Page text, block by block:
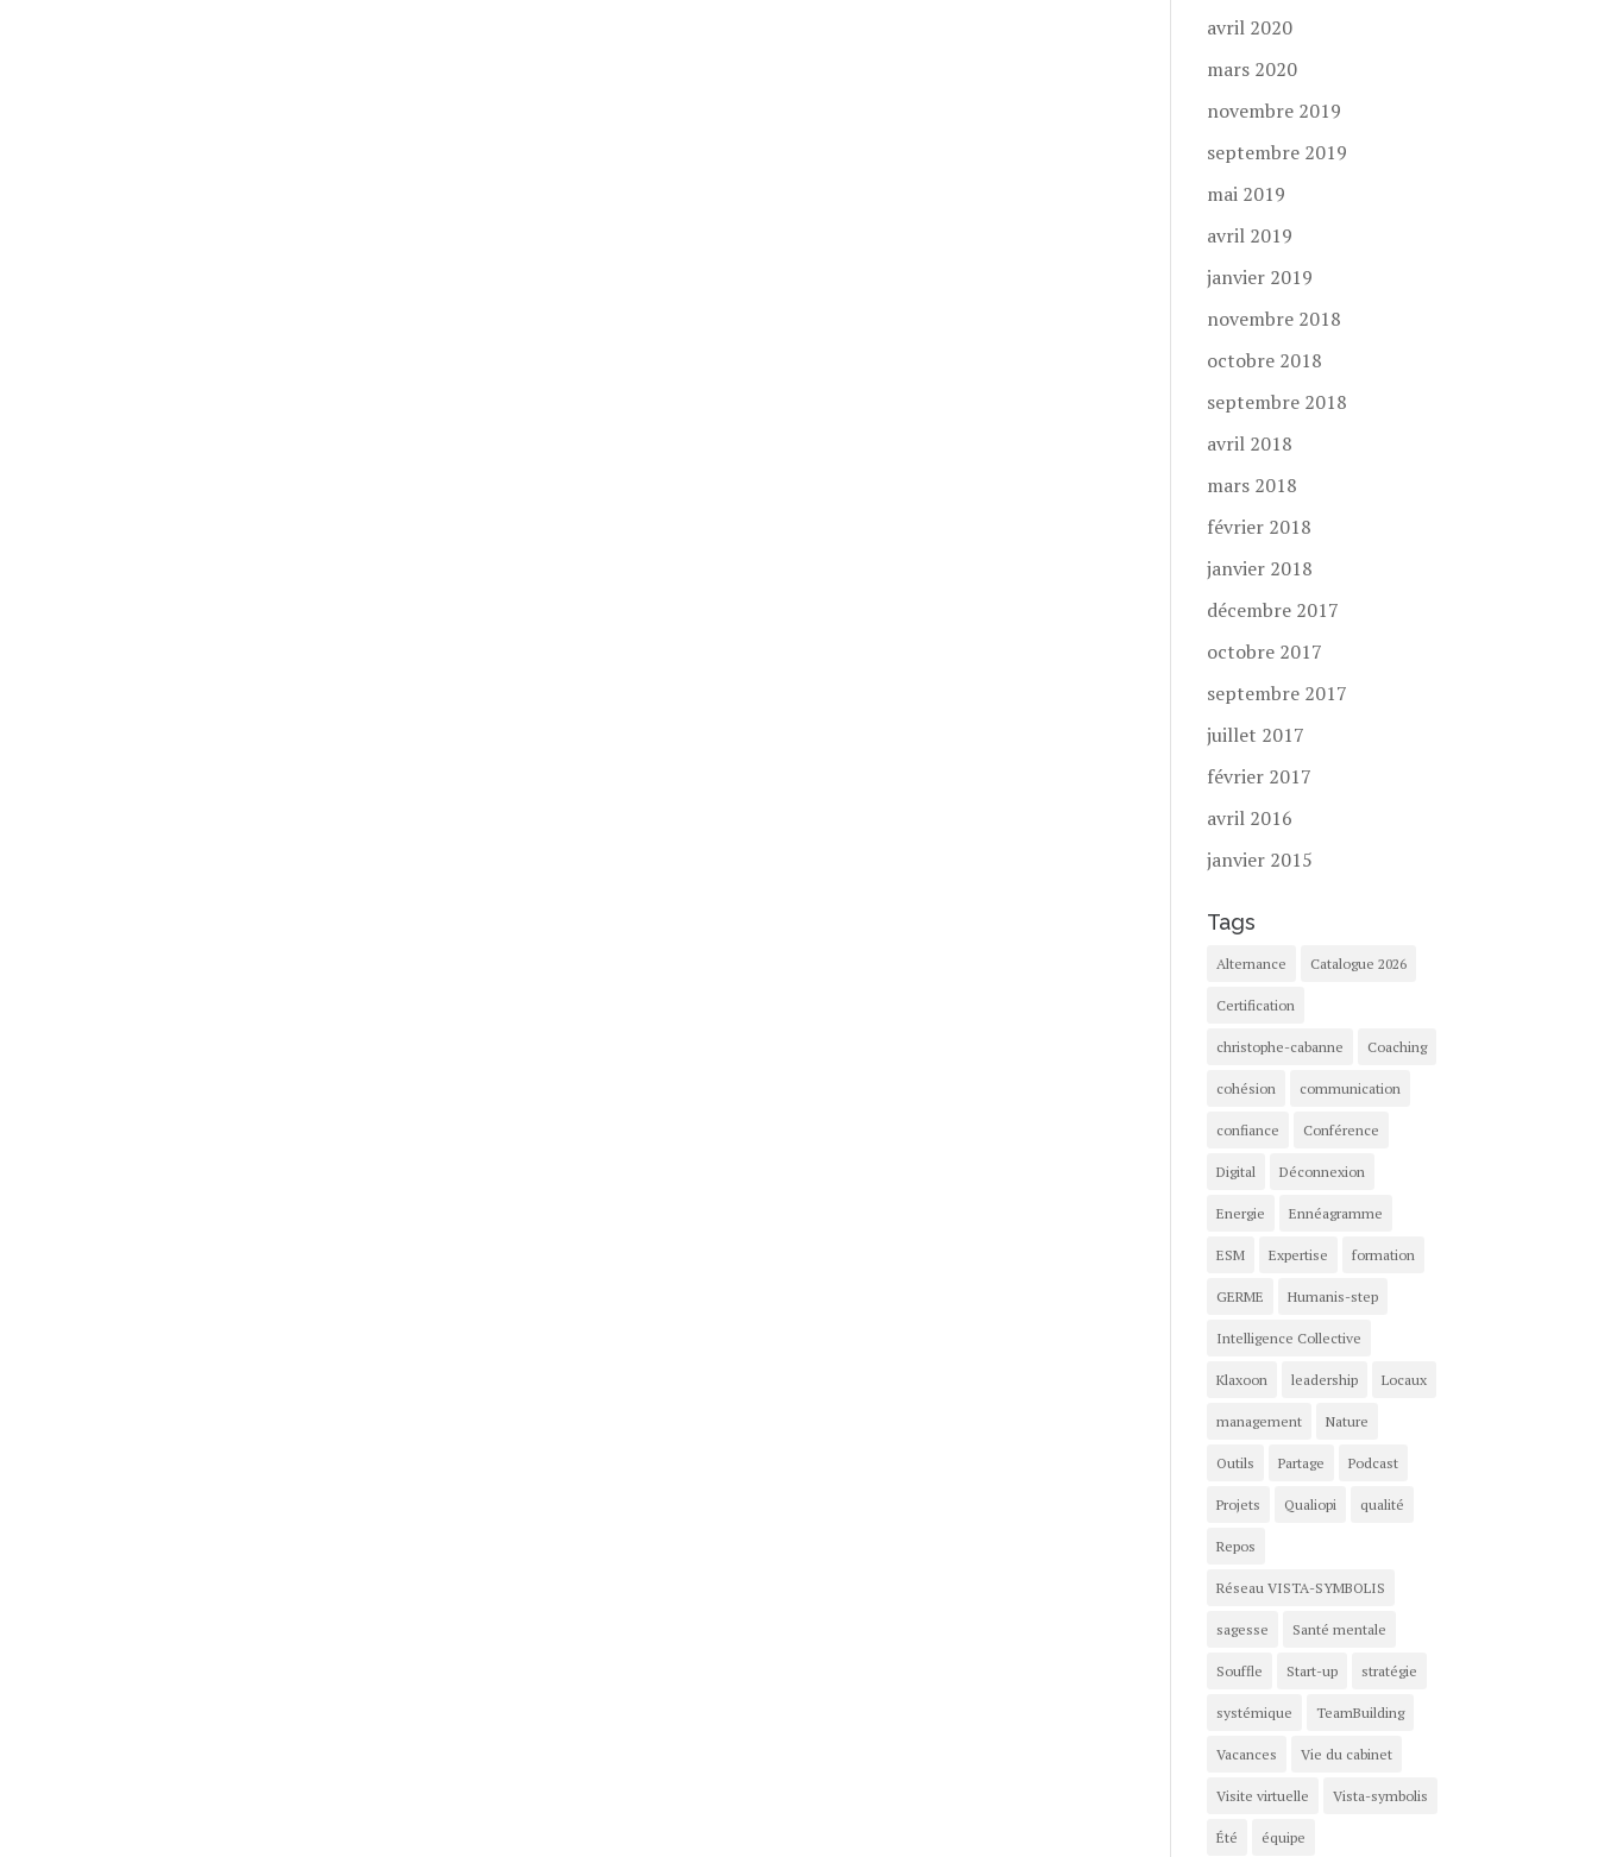
avril 2020
mars 2020
novembre 2019
septembre 2019
mai 2019
avril 2019
janvier 2019
novembre 2018
octobre 2018
septembre 2018
avril 2018
mars 2018
février 2018
janvier 2018
décembre 2017
octobre 2017
septembre 2017
juillet 2017
février 2017
avril 2016
janvier 2015
Tags
Alternance Catalogue 2026
Certification
christophe-cabanne Coaching
cohésion communication
confiance Conférence
Digital Déconnexion
Energie Ennéagramme
ESM Expertise formation
GERME Humanis-step
Intelligence Collective
Klaxoon leadership Locaux
management Nature
Outils Partage Podcast
Projets Qualiopi qualité
Repos
Réseau VISTA-SYMBOLIS
sagesse Santé mentale
Souffle Start-up stratégie
systémique TeamBuilding
Vacances Vie du cabinet
Visite virtuelle Vista-symbolis
Été équipe